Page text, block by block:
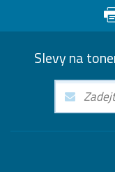
Slevy na